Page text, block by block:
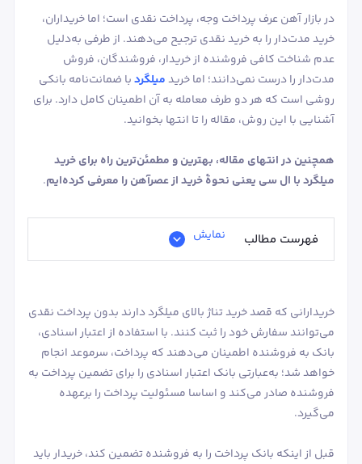
در بازار آهن عرف پرداخت وجه، پرداخت نقدی است؛ اما خریداران،
خرید مدت‌دار را به خرید نقدی ترجیح می‌دهند. از طرفی به‌دلیل
عدم شناخت کافی فروشنده از خریدار، فروشندگان، فروش
مدت‌دار را درست نمی‌دانند؛ اما خریدمیلگردبا ضمانت‌نامه بانکی
روشی است که هر دو طرف معامله به آن اطمینان کامل دارد. برای
آشنایی با این روش، مقاله را تا انتها بخوانید.
همچنین در انتهای مقاله، بهترین و مطمئن‌ترین راه برای خرید
میلگرد با ال سی یعنی نحوۀ خرید از عصرآهن را معرفی کرده‌ایم.
فهرست مطالب نمایش
خریدارانی که قصد خرید تناژ بالای میلگرد دارند بدون پرداخت نقدی
می‌توانند سفارش خود را ثبت کنند. با استفاده از اعتبار اسنادی،
بانک به فروشنده اطمینان می‌دهند که پرداخت، سرموعد انجام
خواهد شد؛ به‌عبارتی بانک اعتبار اسنادی را برای تضمین پرداخت به
فروشنده صادر می‌کند و اساسا مسئولیت پرداخت را برعهده
می‌گیرد.
قبل از اینکه بانک پرداخت را به فروشنده تضمین کند، خریدار باید